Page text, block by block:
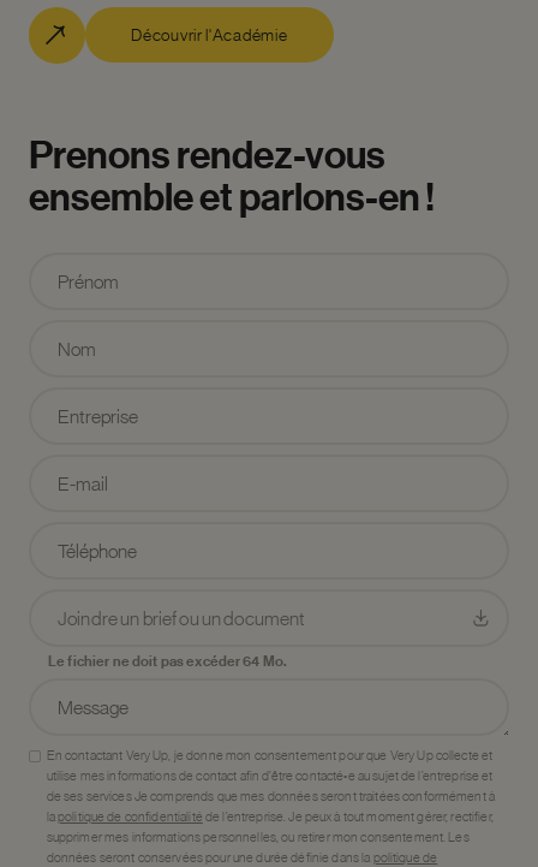
Découvrir l'Académie
Prenonsrendez-vous
ensembleetparlons-en!
Joindre un brief ou un document
Le fichier ne doit pas excéder 64 Mo.
En contactant Very Up, je donne mon consentement pour que Very Up collecte et
utilise mes informations de contact afin d’être contacté•e au sujet de l’entreprise et
de ses services Je comprends que mes données seront traitées conformément à
lapolitique de confidentialité de l’entreprise. Je peux à tout moment gérer, rectifier,
supprimer mes informations personnelles, ou retirer mon consentement. Les
données seront conservées pour une durée définie dans la politique de